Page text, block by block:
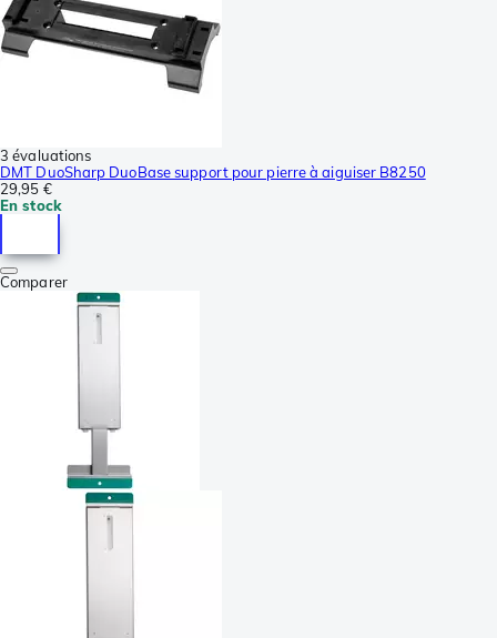
3 évaluations
DMT DuoSharp DuoBase support pour pierre à aiguiser B8250
29,95 €
En stock
Comparer